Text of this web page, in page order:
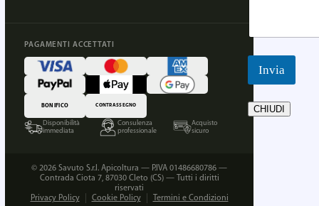
PAGAMENTI ACCETTATI
BONIFICO CONTRASSEGNO
Disponibilità
immediata
Consulenza
professionale
Acquisto
sicuro
© 2026 Savuto S.r.l. Apicoltura — P.IVA 01486680786 —
Contrada Ciota 7, 87030 Cleto (CS) — Tutti i diritti
riservati
Privacy Policy
Cookie Policy Termini e Condizioni
Invia
CHIUDI